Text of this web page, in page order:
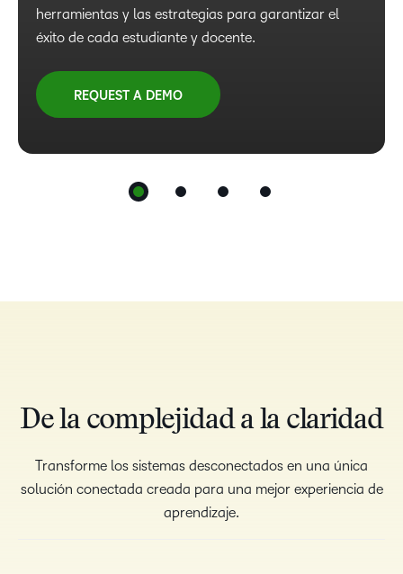
herramientas y las estrategias para garantizar el
éxito de cada estudiante y docente.
REQUEST A DEMO
REQUEST A DEMO
FAIRE UNE VISITE GUIDÉE
REQUEST A DEMO
FAIRE UNE VISITE GUIDÉE
REQUEST A DEMO
De la complejidad a la claridad
Transforme los sistemas desconectados en una única
solución conectada creada para una mejor experiencia de
aprendizaje.